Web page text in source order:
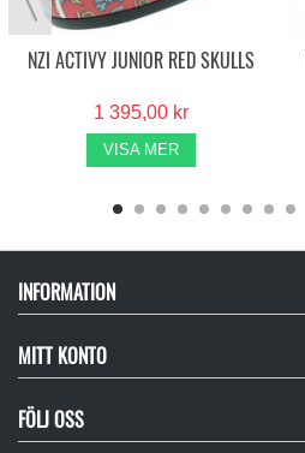
NZI ACTIVY JUNIOR RED SKULLS
1 395,00 kr
VISA MER
INFORMATION
MITT KONTO
FÖLJ OSS